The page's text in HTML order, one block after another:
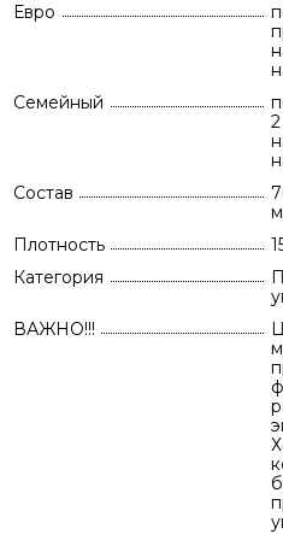
Евро
Семейный
Состав
Плотность
Категория
ВАЖНО!!!